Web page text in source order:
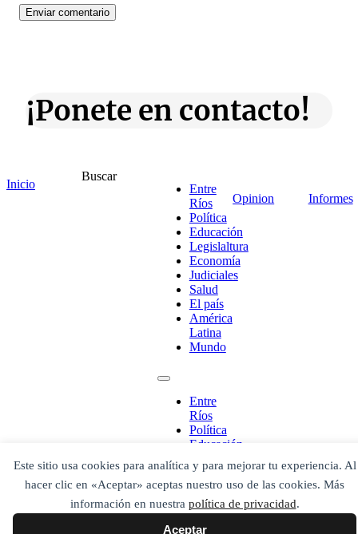
Este sitio usa cookies para analítica y para mejorar tu experiencia. Al
hacer clic en «Aceptar» aceptas nuestro uso de las cookies. Más
información en nuestra política de privacidad.
Aceptar
Inicio
Buscar
Entre
Ríos
Política
Educación
Legislaltura
Economía
Judiciales
Salud
El país
América
Latina
Mundo
Entre
Ríos
Política
Educación
Legislaltura
Economía
Judiciales
Salud
El país
América
Opinion Informes
¡Ponete en contacto!
Escribe aquí abajo lo que desees buscar
Buscar